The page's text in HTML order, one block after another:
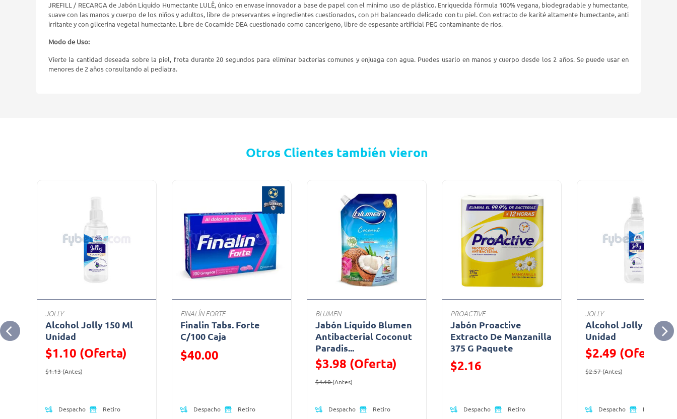
JREFILL / RECARGA de Jabón Líquido Humectante LULË, único en envase innovador a base de papel con el mínimo uso de plástico. Enriquecida fórmula 100% vegana, biodegradable y humectante,
suave con las manos y cuerpo de los niños y adultos, libre de preservantes e ingredientes cuestionados, con pH balanceado delicado con tu piel. Con extracto de karité altamente humectante, anti
irritante y con glicerina vegetal humectante. Libre de Cocamide DEA cuestionado como cancerígeno, libre de espesante artificial PEG contaminante de ríos.
Modo de Uso:
Vierte la cantidad deseada sobre la piel, frota durante 20 segundos para eliminar bacterias comunes y enjuaga con agua. Puedes usarlo en manos y cuerpo desde los 2 años. Se puede usar en
menores de 2 años consultando al pediatra.
Otros Clientes también vieron
JOLLY
Alcohol Jolly 150 Ml
Unidad
$1.10 (Oferta)
Precio reducido de
$1.13(Antes)
Despacho Retiro
FINALÍN FORTE
Finalin Tabs. Forte
C/100 Caja
Precio reducido de
$40.00
Despacho Retiro
BLUMEN
Jabón Líquido Blumen
Antibacterial Coconut
Paradis...
$3.98 (Oferta)
Precio reducido de
$4.10(Antes)
Despacho Retiro
PROACTIVE
Jabón Proactive
Extracto De Manzanilla
375 G Paquete
Precio reducido de
$2.16
Despacho Retiro
JOLLY
Alcohol Jolly 500 Ml
Unidad
$2.49 (Oferta)
Precio reducido de
$2.57(Antes)
Despacho Retiro